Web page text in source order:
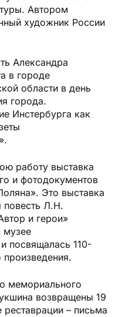
Автором
художник России
Александра
в городе
области в день
города.
Инстербурга как
работу выставка
и фотодокументов
Это выставка
повесть Л.Н.
и герои»
музее
посвящалась 110-
произведения.
мемориального
возвращены 19
– письма